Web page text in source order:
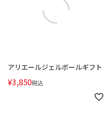
アリエールジェルボールギフト
¥3,850税込